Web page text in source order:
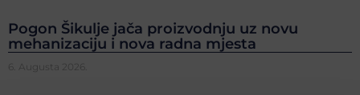
Pogon Šikulje jača proizvodnju uz novu
mehanizaciju i nova radna mjesta
6. Augusta 2026.